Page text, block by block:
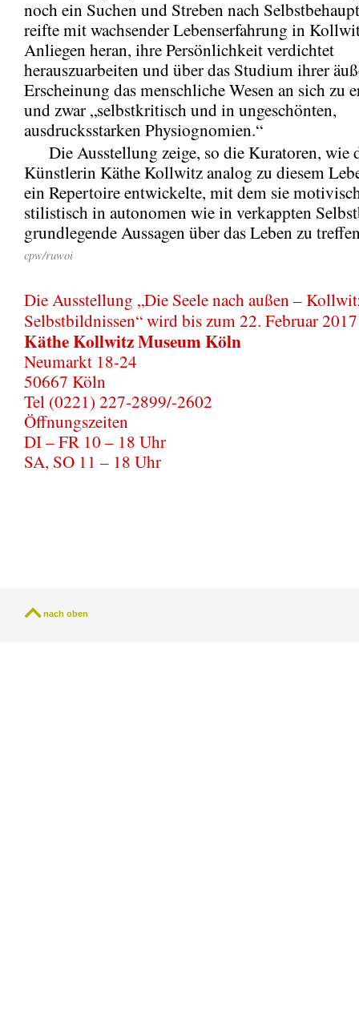
noch ein Suchen und Streben nach
reifte mit wachsender Lebenserfahrung in
Anliegen heran, ihre Persönlichkeit verdichtet
herauszuarbeiten und über das Studium ihrer
Erscheinung das menschliche Wesen an sich zu
und zwar „selbstkritisch und in ungeschönten,
ausdrucksstarken Physiognomien.“
Die Ausstellung zeige, so die Kuratoren, wie
Künstlerin Käthe Kollwitz analog zu diesem
ein Repertoire entwickelte, mit dem sie
stilistisch in autonomen wie in verkappten
grundlegende Aussagen über das Leben zu
cpw/ruwoi
Die Ausstellung „Die Seele nach außen –
Selbstbildnissen“ wird bis zum 22. Februar
Käthe Kollwitz Museum Köln
Neumarkt 18-24
50667 Köln
Tel (0221) 227-2899/-2602
Öffnungszeiten
DI – FR 10 – 18 Uhr
SA, SO 11 – 18 Uhr
nach oben